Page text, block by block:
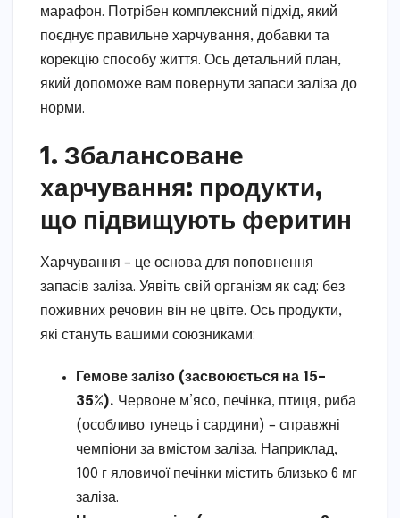
марафон. Потрібен комплексний підхід, який
поєднує правильне харчування, добавки та
корекцію способу життя. Ось детальний план,
який допоможе вам повернути запаси заліза до
норми.
1. Збалансоване
харчування: продукти,
що підвищують феритин
Харчування – це основа для поповнення
запасів заліза. Уявіть свій організм як сад: без
поживних речовин він не цвіте. Ось продукти,
які стануть вашими союзниками:
Гемове залізо (засвоюється на 15–
35%). Червоне м’ясо, печінка, птиця, риба
(особливо тунець і сардини) – справжні
чемпіони за вмістом заліза. Наприклад,
100 г яловичої печінки містить близько 6 мг
заліза.